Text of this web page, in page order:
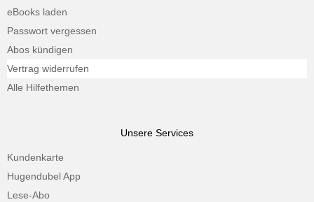
eBooks laden
Passwort vergessen
Abos kündigen
Vertrag widerrufen
Alle Hilfethemen
Unsere Services
Kundenkarte
Hugendubel App
Lese-Abo